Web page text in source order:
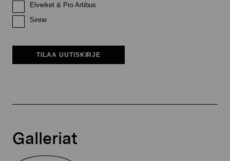
Elverket & Pro Artibus
Sinne
TILAA UUTISKIRJE
Galleriat